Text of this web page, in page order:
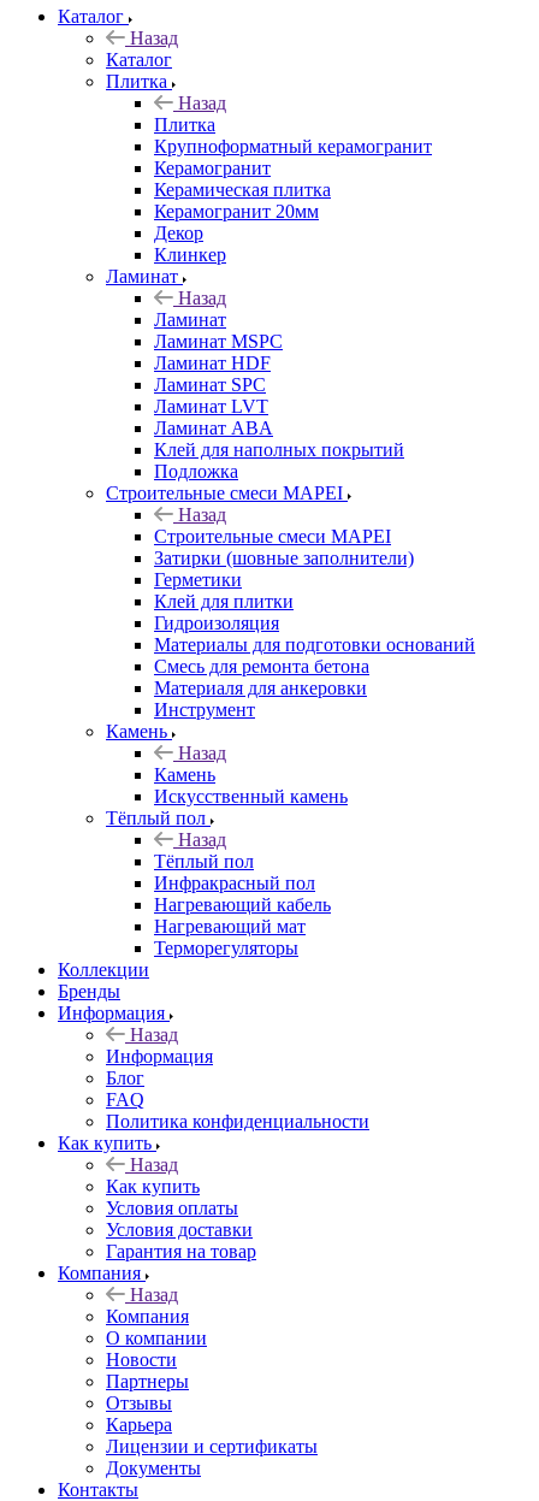
Каталог
Назад
Каталог
Плитка
Назад
Плитка
Крупноформатный керамогранит
Керамогранит
Керамическая плитка
Керамогранит 20мм
Декор
Клинкер
Ламинат
Назад
Ламинат
Ламинат MSPC
Ламинат HDF
Ламинат SPC
Ламинат LVT
Ламинат ABA
Клей для наполных покрытий
Подложка
Строительные смеси MAPEI
Назад
Строительные смеси MAPEI
Затирки (шовные заполнители)
Герметики
Клей для плитки
Гидроизоляция
Материалы для подготовки оснований
Смесь для ремонта бетона
Материаля для анкеровки
Инструмент
Камень
Назад
Камень
Искусственный камень
Тёплый пол
Назад
Тёплый пол
Инфракрасный пол
Нагревающий кабель
Нагревающий мат
Терморегуляторы
Коллекции
Бренды
Информация
Назад
Информация
Блог
FAQ
Политика конфиденциальности
Как купить
Назад
Как купить
Условия оплаты
Условия доставки
Гарантия на товар
Компания
Назад
Компания
О компании
Новости
Партнеры
Отзывы
Карьера
Лицензии и сертификаты
Документы
Контакты